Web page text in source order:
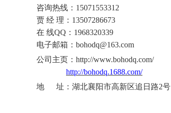
咨询热线： 15071553312
贾 经 理： 13507286673
在 线QQ：1968320339
电子邮箱： bohodq@163.com
公司主页： http://www.bohodq.com/
http://bohodq.1688.com/
地 址：湖北襄阳市高新区追日路2号